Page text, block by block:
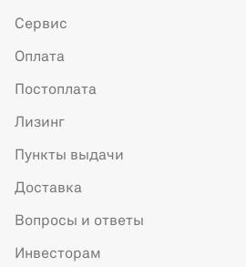
Сервис
Оплата
Постоплата
Лизинг
Пункты выдачи
Доставка
Вопросы и ответы
Инвесторам